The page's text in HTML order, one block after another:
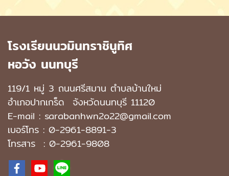
โรงเรียนนวมินทราชินูทิศ
หอวัง นนทบุรี
119/1 หมู่ 3 ถนนศรีสมาน ตำบลบ้านใหม่
อำเภอปากเกร็ด จังหวัดนนทบุรี 11120
E-mail : sarabanhwn2o22@gmail.com
เบอร์โทร : 0-2961-8891-3
โทรสาร : 0-2961-9808